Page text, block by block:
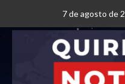
7 de agosto de